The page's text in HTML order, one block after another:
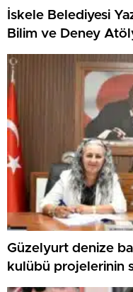
İskele Belediyesi
Bilim ve Deney
Öne Çıktı
Güzelyurt denize
kulübü projelerinin